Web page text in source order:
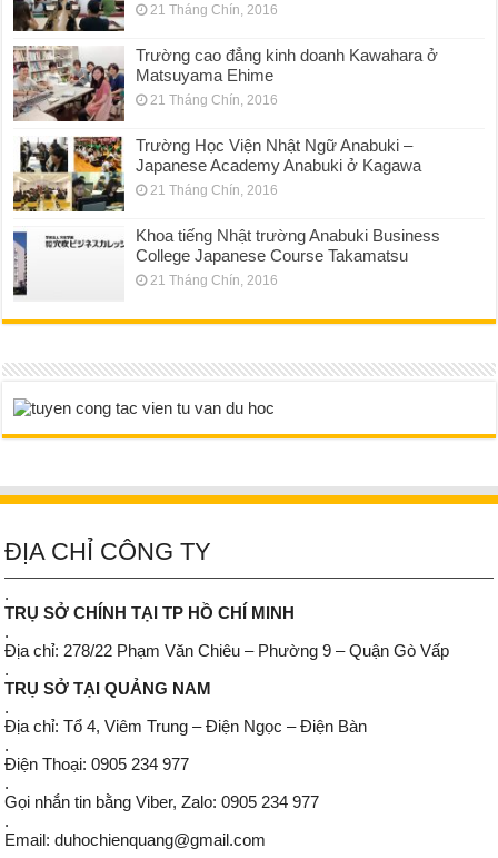
21 Tháng Chín, 2016
Trường cao đẳng kinh doanh Kawahara ở
Matsuyama Ehime
21 Tháng Chín, 2016
Trường Học Viện Nhật Ngữ Anabuki –
Japanese Academy Anabuki ở Kagawa
21 Tháng Chín, 2016
Khoa tiếng Nhật trường Anabuki Business
College Japanese Course Takamatsu
21 Tháng Chín, 2016
ĐỊA CHỈ CÔNG TY
.
TRỤ SỞ CHÍNH TẠI TP HỒ CHÍ MINH
.
Địa chỉ: 278/22 Phạm Văn Chiêu – Phường 9 – Quận Gò Vấp
.
TRỤ SỞ TẠI QUẢNG NAM
.
Địa chỉ: Tổ 4, Viêm Trung – Điện Ngọc – Điện Bàn
.
Điện Thoại: 0905 234 977
.
Gọi nhắn tin bằng Viber, Zalo: 0905 234 977
.
Email: duhochienquang@gmail.com